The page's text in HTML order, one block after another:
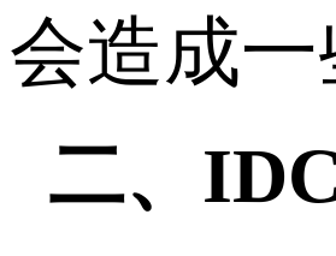
会造成
二、